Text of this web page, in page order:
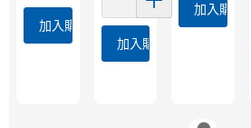
加入購物車
加入購物車
加入購物車